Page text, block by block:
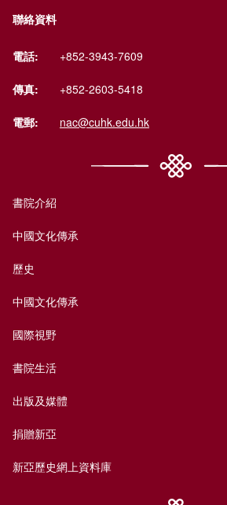
聯絡資料
電話: +852-3943-7609
傳真: +852-2603-5418
電郵: nac@cuhk.edu.hk
書院介紹
中國文化傳承
歷史
中國文化傳承
國際視野
書院生活
出版及媒體
捐贈新亞
新亞歷史網上資料庫